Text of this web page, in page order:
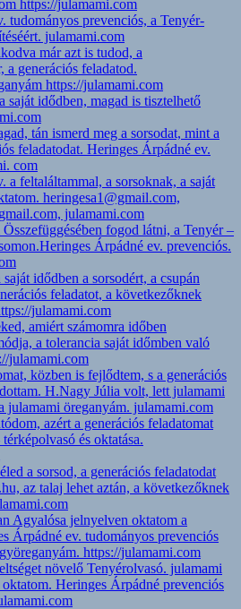
https://julamami.com
tudományos prevenciós, a Tenyér-
julamami.com
már azt is tudod, a
a generációs feladatod.
https://julamami.com
saját idődben, magad is tisztelhető
tán ismerd meg a sorsodat, mint a
feladatodat. Heringes Árpádné ev.
com
a feltaláltammal, a sorsoknak, a saját
heringesa1@gmail.com,
julamami.com
fogod látni, a Tenyér –
Árpádné ev. prevenciós.
idődben a sorsodért, a csupán
feladatot, a következőknek
julamami.com
amiért számomra időben
a tolerancia saját időmben való
julamami.com
közben is fejlődtem, s a generációs
H.Nagy Júlia volt, lett julamami
julamami öreganyám. julamami.com
azért a generációs feladatomat
és oktatása.
a sorsod, a generációs feladatodat
az talaj lehet aztán, a következőknek
Agyalósa jelnyelven oktatom a
Árpádné ev. tudományos prevenciós
https://julamami.com
növelő Tenyérolvasó. julamami
Heringes Árpádné prevenciós